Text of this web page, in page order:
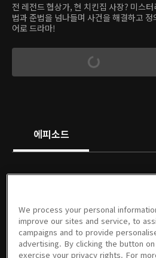
전 레전드 협상가, 현 치킨집 사장? 미스
법과 준법을 넘나들며 사건을 해결하고
어로 드라마!
에피소드
1회
09/15/2025 • 1시간 3분
02회
09/16/2025 • 59분
03회
09/22/2025 • 1시간 2분
04회
We process your personal
improve our sites and service, to
campaigns and to provide
advertising. By clicking the button
exercise your privacy rights. For